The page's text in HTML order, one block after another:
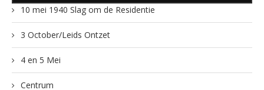
10 mei 1940 Slag om de Residentie
3 October/Leids Ontzet
4 en 5 Mei
Centrum